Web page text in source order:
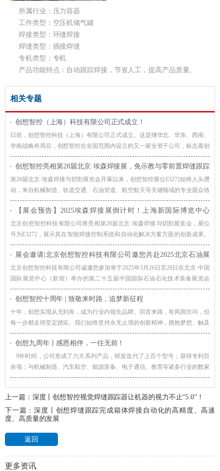
所属行业：压力容器
工件类型：空压机储气罐
焊接类型：环缝焊接
焊缝类型：插接焊缝
专机类型：专机
产品功能特点：自动跟踪焊接，节省人工，提高产品质量。
相关专题
创想智控（上海）科技有限公司正式成立！
日前，创想智控科技（上海）有限公司正式成立。这是继华北、华东、西南、
华南战略布局后，创想智控在全国范围内设立的又一家全资子公司，标志着创
想智控在全国主要地区的战略布点进一步完善。
创想智控亮相第28届北京·埃森焊接展，免示教与零前置焊缝跟踪
技术引爆现场关注
第28届北京·埃森焊接与切割展览会开幕以来，创想智控展位E3272始终人头攒
动，来自机械制造、轨道交通、石油管道、航空航天等关键领域的专业观众络
绎不绝。
【展会预告】2025埃森焊接展倒计时！上海新国际博览中心
E3272，创想与您不见不散
北京创想智控科技有限公司将亮相第28届北京·埃森焊接与切割展览会，展位
号为E3272，展示其在智能焊接控制系统和自动化解决方案方面的创新成果。
公司的产品广泛应用于机械制造、汽车、船舶、航空航天等行业，致力于提升
焊接质量和生产效率。
展会邀请|北京创想智控科技有限公司邀您共赴2025北京石油展
（cippe）
北京创想智控科技有限公司诚邀您参加将于2025年3月26日至28日在北京·中国
国际展览中心（新馆）举办的第二十五届中国国际石油石化技术装备展览会
（cippe2025）。
创想智控十周年 | 致敬来时路，追梦新征程
十年，创想实现从无到有，成为行业内领先品牌。回首来路，有风雨坎坷，但
每一步都走得坚定踏实。我们始终坚持永无止境的创新精神，拥抱梦想、触及
各种可能，让世界更智能的理念，践行致力于技术创新，推进工业智能制造的
核心价值观。而我们也将依旧，用这份掷地有声的坚韧和赤诚，去拥抱行业、
拥抱时代、拥抱未来。
创想九周年丨感恩相伴，一往无前！
9年时间，公司形成了六大系列产品，研发迭代了上百个型号；获得专利百
余项；与机械制造、汽车航空、能源装备、电子通信、教育等诸多行业的数家
企业进行了深度合作；在工程机械、钢结构、集装箱、专用车等领域形成了智
能解决方案；公司也由最初几个人的小团队变成了百余人的大家庭；同时，为
了更好地服务客户，公司在全国9个城市成立了子公司与办事处。
上一篇： 深度丨创想智控视觉焊缝跟踪器让机器的视力不止“5.0”！
下一篇：深度丨创想焊缝跟踪完成箱体焊接自动化的高精度、高速
度、高质量的发展
返回
更多资讯